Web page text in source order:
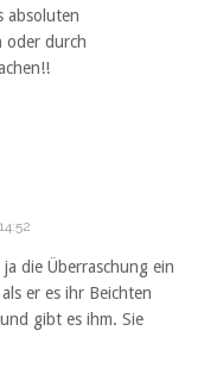
absoluten
oder durch
die Überraschung ein
er es ihr Beichten
gibt es ihm. Sie